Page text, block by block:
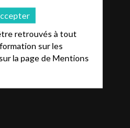
retrouvés à tout
sur les
la page deMentions